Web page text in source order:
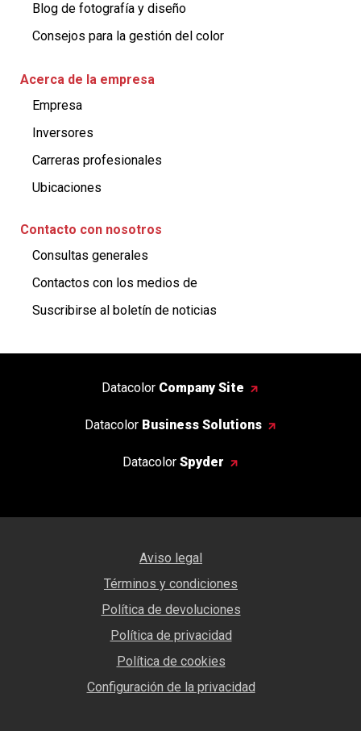
Blog de fotografía y diseño
Consejos para la gestión del color
Acerca de la empresa
Empresa
Inversores
Carreras profesionales
Ubicaciones
Contacto con nosotros
Consultas generales​
Contactos con los medios de ​
Suscribirse al boletín de noticias
Datacolor Company Site
Datacolor Business Solutions
Datacolor Spyder
Aviso legal
Términos y condiciones
Política de devoluciones
Política de privacidad
Política de cookies
Configuración de la privacidad